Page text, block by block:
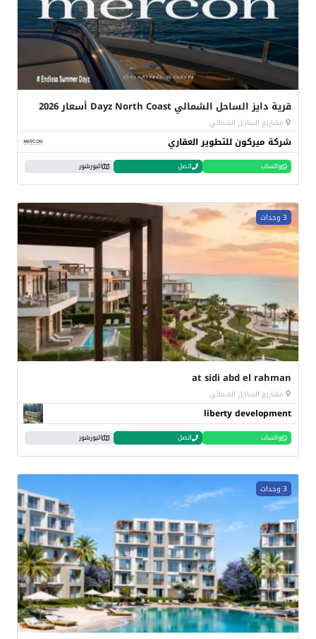
قرية دايز الساحل الشمالي Dayz North Coast أسعار 2026
مشاريع الساحل الشمالي
شركة ميركون للتطوير العقاري
واتساب اتصل البورشور
3 وحدات
at sidi abd el rahman
مشاريع الساحل الشمالي
liberty development
واتساب اتصل البورشور
3 وحدات